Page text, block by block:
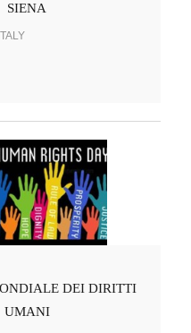
SIENA
DEI DIRITTI
UMANI